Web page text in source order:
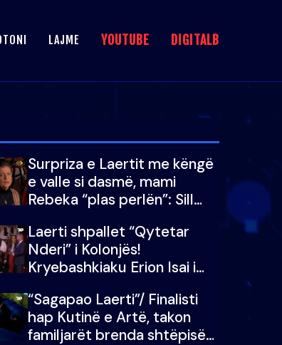
LAJME YOUTUBE DIGITALB
Surpriza e Laertit me këngë
e valle si dasmë, mami
Rebeka “plas perlën”: Sill
tjera
Laerti shpallet “Qytetar
Nderi” i Kolonjës!
Kryebashkiaku Erion Isai i
“Sagapao Laerti”/ Finalisti
hap Kutinë e Artë, takon
familjarët brenda shtëpisë